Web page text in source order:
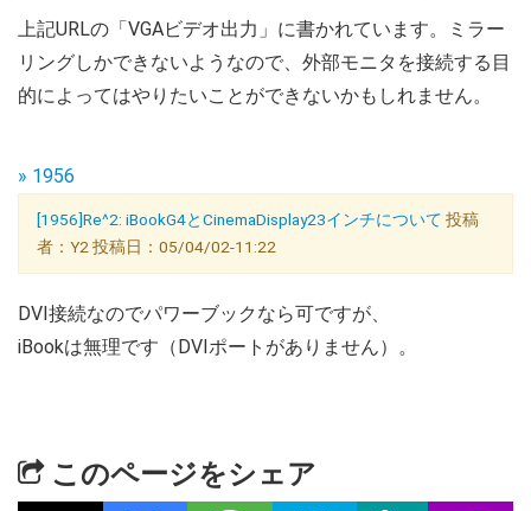
上記URLの「VGAビデオ出力」に書かれています。ミラー
リングしかできないようなので、外部モニタを接続する目
的によってはやりたいことができないかもしれません。
» 1956
[1956]Re^2: iBookG4とCinemaDisplay23インチについて 投稿
者：Y2 投稿日：05/04/02-11:22
DVI接続なのでパワーブックなら可ですが、
iBookは無理です（DVIポートがありません）。
このページをシェア